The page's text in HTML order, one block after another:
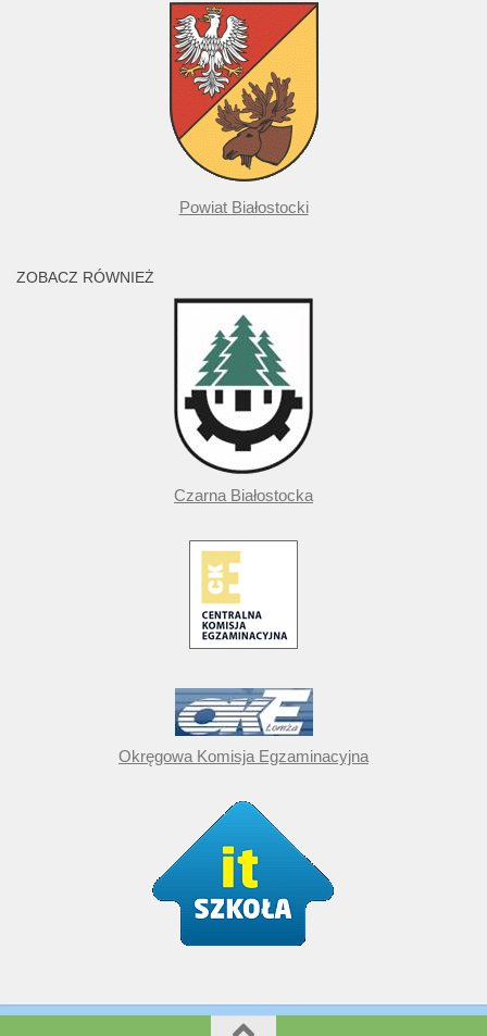
Powiat Białostocki
ZOBACZ RÓWNIEŻ
Czarna Białostocka
Okręgowa Komisja Egzaminacyjna